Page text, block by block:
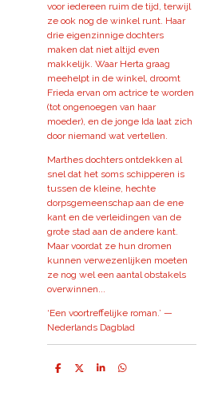
voor iedereen ruim de tijd, terwijl
ze ook nog de winkel runt. Haar
drie eigenzinnige dochters
maken dat niet altijd even
makkelijk. Waar Herta graag
meehelpt in de winkel, droomt
Frieda ervan om actrice te worden
(tot ongenoegen van haar
moeder), en de jonge Ida laat zich
door niemand wat vertellen.
Marthes dochters ontdekken al
snel dat het soms schipperen is
tussen de kleine, hechte
dorpsgemeenschap aan de ene
kant en de verleidingen van de
grote stad aan de andere kant.
Maar voordat ze hun dromen
kunnen verwezenlijken moeten
ze nog wel een aantal obstakels
overwinnen...
‘Een voortreffelijke roman.’ —
Nederlands Dagblad
D
D
S
D